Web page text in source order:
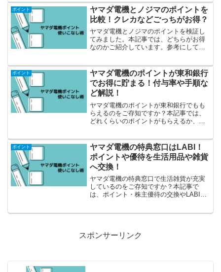
ポイント
ヤマダ電機とノジマのポイントを
比較！クレカなどごっちがお得？
ヤマダ電機とノジマのポイントを検証し
てみました。本記事では、どちらがお得
なのかご紹介しています。参考にしてく
ポイント
ヤマダ電機のポイントが東和銀行
でお得に貯まる！付与率や手順な
ど解説！
ヤマダ電機のポイントが東和銀行でもも
らえるのをご存知ですか？本記事では、
どれくらいのポイントがもらえるか、ポ
ポイント
ヤマダ電機の特典窓口はLABI！
ポイントや優待を生活用品や雑貨
へ交換！
ヤマダ電機の特典窓口で生活雑貨が充実
しているのをご存知ですか？本記事で
は、ポイント・株主優待の交換やLABIな
スポンサーリンク